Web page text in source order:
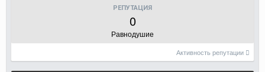
РЕПУТАЦИЯ
0
Равнодушие
Активность репутации